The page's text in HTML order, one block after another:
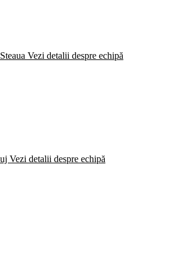
Vezi detalii despre echipă
Vezi detalii despre echipă